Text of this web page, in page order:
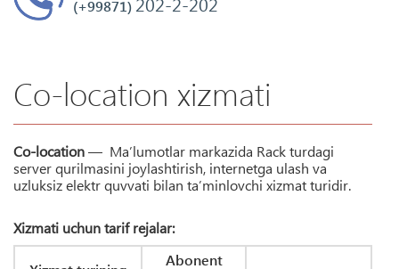
(+99871)
Co-location xizmati
Co-location— Ma’lumotlar markazida Rack turdagi
server qurilmasini joylashtirish, internetga ulash va
uzluksiz elektr quvvati bilan ta’minlovchi xizmat turidir.
Xizmati uchun tarif rejalar:
Abonent